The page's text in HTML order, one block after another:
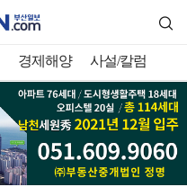
경제해양 사설/칼럼